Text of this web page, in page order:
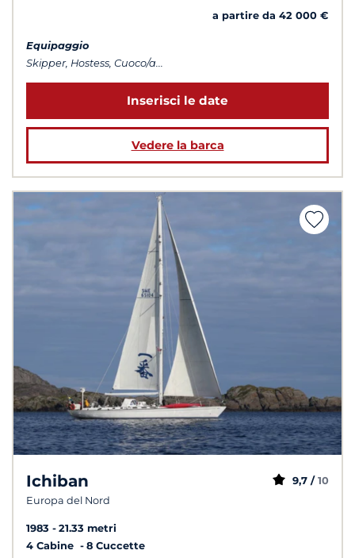
a partire da 42 000 €
Equipaggio
Skipper, Hostess, Cuoco/a...
Inserisci le date
Vedere la barca
Ichiban
Europa del Nord
9,7 / 10
1983
21.33 metri
4 Cabine
8 Cuccette